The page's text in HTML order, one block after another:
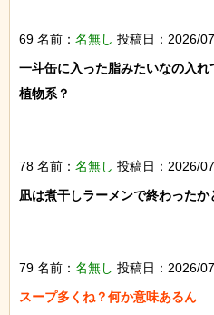
69 名前： 名無し 投稿日：2026/
一斗缶に入った脂みたいなの入れ
植物系？
78 名前： 名無し 投稿日：2026/
凪は煮干しラーメンで終わった
79 名前： 名無し 投稿日：2026/
スープ多くね？何か意味あるん